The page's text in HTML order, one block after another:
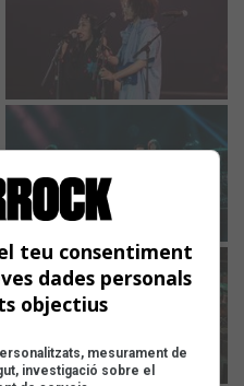
teu consentiment
dades personals
objectius
mesurament de
investigació sobre el